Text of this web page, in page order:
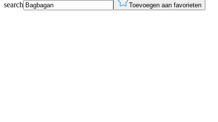
search Toevoegen aan favorieten